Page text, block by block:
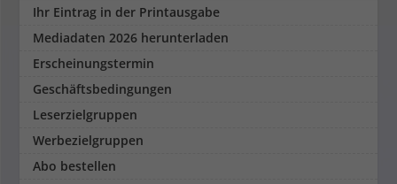
Ihr Eintrag in der Printausgabe
Mediadaten 2026 herunterladen
Erscheinungstermin
Geschäftsbedingungen
Leserzielgruppen
Werbezielgruppen
Abo bestellen